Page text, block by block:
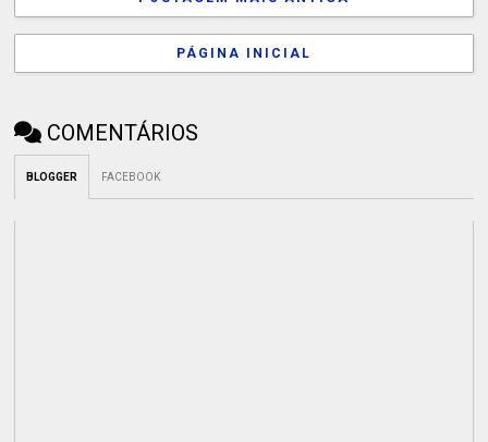
PÁGINA INICIAL
COMENTÁRIOS
BLOGGER FACEBOOK